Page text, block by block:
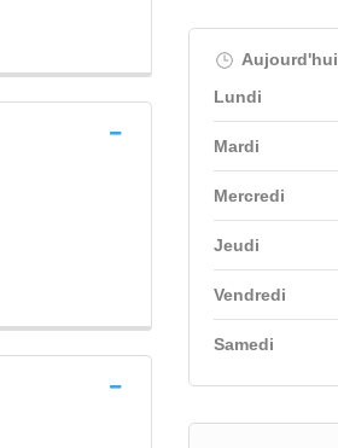
Aujourd'hui
Lundi
Mardi
Mercredi
Jeudi
Vendredi
Samedi